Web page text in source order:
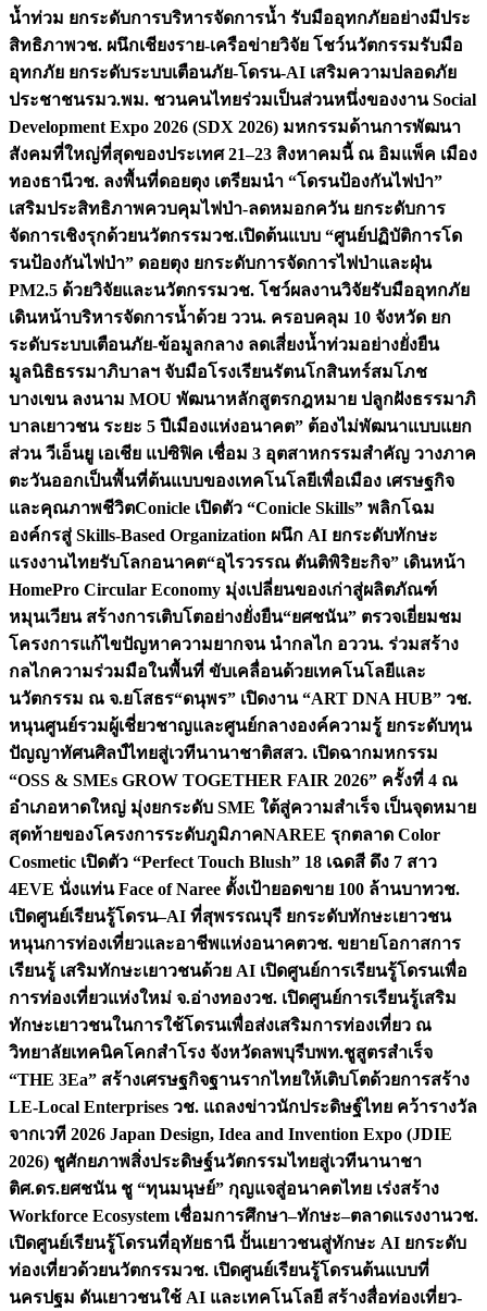
น้ำท่วม ยกระดับการบริหารจัดการน้ำ รับมืออุทกภัยอย่างมีประ
สิทธิภาพวช. ผนึกเชียงราย-เครือข่ายวิจัย โชว์นวัตกรรมรับมือ
อุทกภัย ยกระดับระบบเตือนภัย-โดรน-AI เสริมความปลอดภัย
ประชาชนรมว.พม. ชวนคนไทยร่วมเป็นส่วนหนึ่งของงาน Social
Development Expo 2026 (SDX 2026) มหกรรมด้านการพัฒนา
สังคมที่ใหญ่ที่สุดของประเทศ 21–23 สิงหาคมนี้ ณ อิมแพ็ค เมือง
ทองธานีวช. ลงพื้นที่ดอยตุง เตรียมนำ “โดรนป้องกันไฟป่า”
เสริมประสิทธิภาพควบคุมไฟป่า-ลดหมอกควัน ยกระดับการ
จัดการเชิงรุกด้วยนวัตกรรมวช.เปิดต้นแบบ “ศูนย์ปฏิบัติการโด
รนป้องกันไฟป่า” ดอยตุง ยกระดับการจัดการไฟป่าและฝุ่น
PM2.5 ด้วยวิจัยและนวัตกรรมวช. โชว์ผลงานวิจัยรับมืออุทกภัย
เดินหน้าบริหารจัดการน้ำด้วย ววน. ครอบคลุม 10 จังหวัด ยก
ระดับระบบเตือนภัย-ข้อมูลกลาง ลดเสี่ยงน้ำท่วมอย่างยั่งยืน
มูลนิธิธรรมาภิบาลฯ จับมือโรงเรียนรัตนโกสินทร์สมโภช
บางเขน ลงนาม MOU พัฒนาหลักสูตรกฎหมาย ปลูกฝังธรรมาภิ
บาลเยาวชน ระยะ 5 ปีเมืองแห่งอนาคต” ต้องไม่พัฒนาแบบแยก
ส่วน วีเอ็นยู เอเชีย แปซิฟิค เชื่อม 3 อุตสาหกรรมสำคัญ วางภาค
ตะวันออกเป็นพื้นที่ต้นแบบของเทคโนโลยีเพื่อเมือง เศรษฐกิจ
และคุณภาพชีวิตConicle เปิดตัว “Conicle Skills” พลิกโฉม
องค์กรสู่ Skills-Based Organization ผนึก AI ยกระดับทักษะ
แรงงานไทยรับโลกอนาคต“อุไรวรรณ ตันติพิริยะกิจ” เดินหน้า
HomePro Circular Economy มุ่งเปลี่ยนของเก่าสู่ผลิตภัณฑ์
หมุนเวียน สร้างการเติบโตอย่างยั่งยืน“ยศชนัน” ตรวจเยี่ยมชม
โครงการแก้ไขปัญหาความยากจน นำกลไก อววน. ร่วมสร้าง
กลไกความร่วมมือในพื้นที่ ขับเคลื่อนด้วยเทคโนโลยีและ
นวัตกรรม ณ จ.ยโสธร“ดนุพร” เปิดงาน “ART DNA HUB” วช.
หนุนศูนย์รวมผู้เชี่ยวชาญและศูนย์กลางองค์ความรู้ ยกระดับทุน
ปัญญาทัศนศิลป์ไทยสู่เวทีนานาชาติสสว. เปิดฉากมหกรรม
“OSS & SMEs GROW TOGETHER FAIR 2026” ครั้งที่ 4 ณ
อำเภอหาดใหญ่ มุ่งยกระดับ SME ใต้สู่ความสำเร็จ เป็นจุดหมาย
สุดท้ายของโครงการระดับภูมิภาคNAREE รุกตลาด Color
Cosmetic เปิดตัว “Perfect Touch Blush” 18 เฉดสี ดึง 7 สาว
4EVE นั่งแท่น Face of Naree ตั้งเป้ายอดขาย 100 ล้านบาทวช.
เปิดศูนย์เรียนรู้โดรน–AI ที่สุพรรณบุรี ยกระดับทักษะเยาวชน
หนุนการท่องเที่ยวและอาชีพแห่งอนาคตวช. ขยายโอกาสการ
เรียนรู้ เสริมทักษะเยาวชนด้วย AI เปิดศูนย์การเรียนรู้โดรนเพื่อ
การท่องเที่ยวแห่งใหม่ จ.อ่างทองวช. เปิดศูนย์การเรียนรู้เสริม
ทักษะเยาวชนในการใช้โดรนเพื่อส่งเสริมการท่องเที่ยว ณ
วิทยาลัยเทคนิคโคกสำโรง จังหวัดลพบุรีบพท.ชูสูตรสำเร็จ
“THE 3Ea” สร้างเศรษฐกิจฐานรากไทยให้เติบโตด้วยการสร้าง
LE-Local Enterprises วช. แถลงข่าวนักประดิษฐ์ไทย คว้ารางวัล
จากเวที 2026 Japan Design, Idea and Invention Expo (JDIE
2026) ชูศักยภาพสิ่งประดิษฐ์นวัตกรรมไทยสู่เวทีนานาชา
ติศ.ดร.ยศชนัน ชู “ทุนมนุษย์” กุญแจสู่อนาคตไทย เร่งสร้าง
Workforce Ecosystem เชื่อมการศึกษา–ทักษะ–ตลาดแรงงานวช.
เปิดศูนย์เรียนรู้โดรนที่อุทัยธานี ปั้นเยาวชนสู่ทักษะ AI ยกระดับ
ท่องเที่ยวด้วยนวัตกรรมวช. เปิดศูนย์เรียนรู้โดรนต้นแบบที่
นครปฐม ดันเยาวชนใช้ AI และเทคโนโลยี สร้างสื่อท่องเที่ยว-